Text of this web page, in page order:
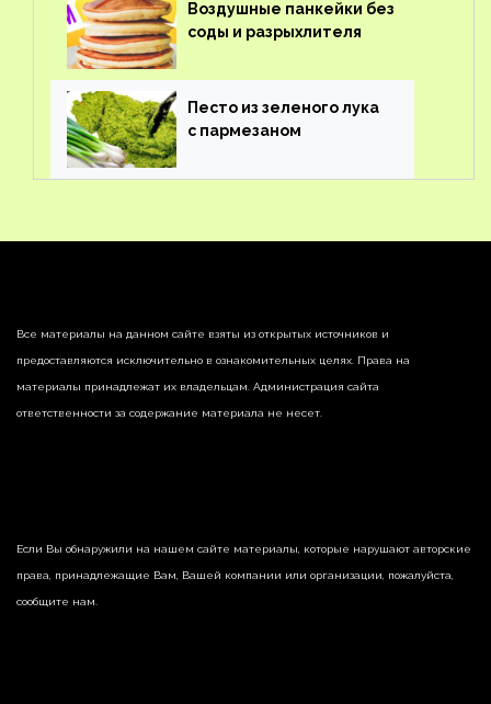
Воздушные панкейки без
соды и разрыхлителя
Песто из зеленого лука
с пармезаном
Все материалы на данном сайте взяты из открытых источников и
предоставляются исключительно в ознакомительных целях. Права на
материалы принадлежат их владельцам. Администрация сайта
ответственности за содержание материала не несет.
Если Вы обнаружили на нашем сайте материалы, которые нарушают авторские
права, принадлежащие Вам, Вашей компании или организации, пожалуйста,
сообщите нам.